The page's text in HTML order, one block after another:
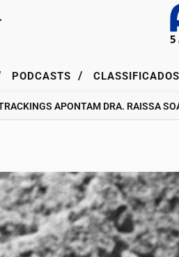
PODCASTS / CLASSIFICADOS
APONTAM DRA. RAISSA